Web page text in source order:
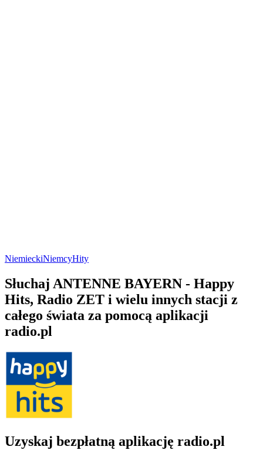
NiemieckiNiemcyHity
Słuchaj ANTENNE BAYERN - Happy
Hits, Radio ZET i wielu innych stacji z
całego świata za pomocą aplikacji
radio.pl
Uzyskaj bezpłatną aplikację radio.pl